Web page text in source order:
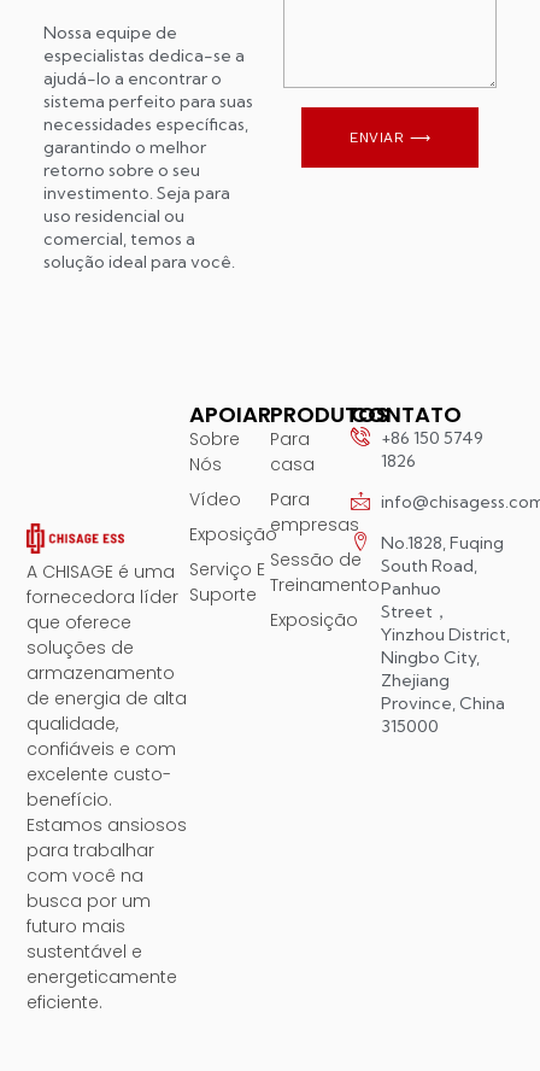
Nossa equipe de
especialistas dedica-se a
ajudá-lo a encontrar o
sistema perfeito para suas
necessidades específicas,
garantindo o melhor
retorno sobre o seu
investimento. Seja para
uso residencial ou
comercial, temos a
solução ideal para você.
ENVIAR ⟶
A CHISAGE é uma
fornecedora líder
que oferece
soluções de
armazenamento
de energia de alta
qualidade,
confiáveis ​​e com
excelente custo-
benefício.
Estamos ansiosos
para trabalhar
com você na
busca por um
futuro mais
sustentável e
energeticamente
eficiente.
PRODUTOS
Para
casa
Para
empresas
Sessão de
Treinamento
Exposição
APOIAR
Sobre
Nós
Vídeo
Exposição
Serviço E
Suporte
CONTATO
+86 150 5749
1826
No.1828, Fuqing
South Road,
Panhuo
Street，
Yinzhou District,
Ningbo City,
Zhejiang
Province, China
315000